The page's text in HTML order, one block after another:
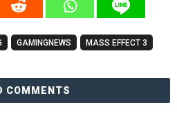
GAMINGNEWS MASS EFFECT 3
COMMENTS